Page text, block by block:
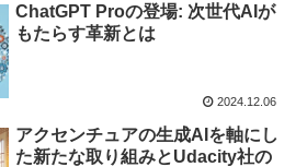
ChatGPT Proの登場: 次世代AIが
もたらす革新とは
2024.12.06
アクセンチュアの生成AIを軸にし
た新たな取り組みとUdacity社の